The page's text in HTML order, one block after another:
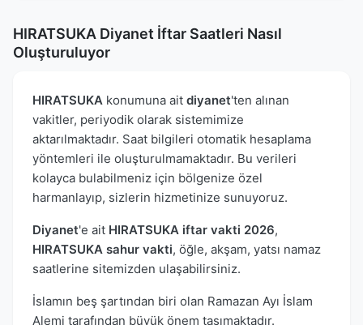
HIRATSUKA Diyanet İftar Saatleri Nasıl
Oluşturuluyor
HIRATSUKA konumuna ait diyanet'ten alınan
vakitler, periyodik olarak sistemimize
aktarılmaktadır. Saat bilgileri otomatik hesaplama
yöntemleri ile oluşturulmamaktadır. Bu verileri
kolayca bulabilmeniz için bölgenize özel
harmanlayıp, sizlerin hizmetinize sunuyoruz.
Diyanet'e ait HIRATSUKA iftar vakti 2026,
HIRATSUKA sahur vakti, öğle, akşam, yatsı namaz
saatlerine sitemizden ulaşabilirsiniz.
İslamın beş şartından biri olan Ramazan Ayı İslam
Alemi tarafından büyük önem taşımaktadır.